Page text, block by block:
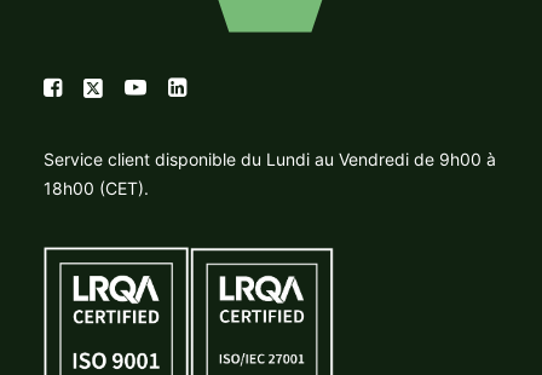
Service client disponible du Lundi au Vendredi de 9h00 à
18h00 (CET).